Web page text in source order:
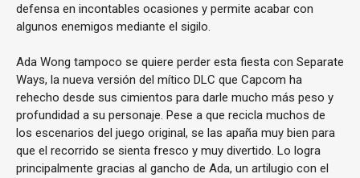
defensa en incontables ocasiones y permite acabar con
algunos enemigos mediante el sigilo.
Ada Wong tampoco se quiere perder esta fiesta con Separate
Ways, la nueva versión del mítico DLC que Capcom ha
rehecho desde sus cimientos para darle mucho más peso y
profundidad a su personaje. Pese a que recicla muchos de
los escenarios del juego original, se las apaña muy bien para
que el recorrido se sienta fresco y muy divertido. Lo logra
principalmente gracias al gancho de Ada, un artilugio con el